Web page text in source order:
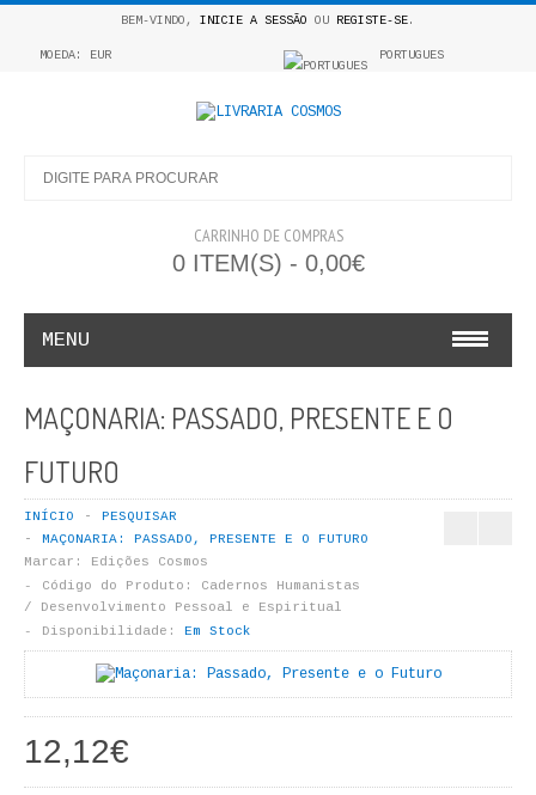
BEM-VINDO, INICIE A SESSÃO OU REGISTE-SE.
MOEDA: EUR PORTUGUES
CARRINHO DE COMPRAS
0 ITEM(S) - 0,00€
MENU
COLEÇÃO APRENDE A COLORIR
LIVROS DE PINTAR
INFANTO - JUVENIL
ANTROPOLOGIA E SOCIOLOGIA
COLEÇÃO RAÍZES
ARQUITECTURA
MAÇONARIA: PASSADO, PRESENTE E O
FUTURO
INÍCIO
PESQUISAR
MAÇONARIA: PASSADO, PRESENTE E O FUTURO
Marcar:
Edições Cosmos
Código do Produto:
Cadernos Humanistas
/ Desenvolvimento Pessoal e Espiritual
Disponibilidade:
Em Stock
12,12€